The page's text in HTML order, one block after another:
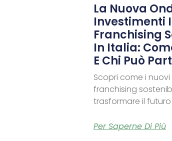
La Nuova
Investimenti
Franchising
In Italia:
E Chi Può
Scopri come i
franchising
trasformare il futuro
Per Saperne Di Più